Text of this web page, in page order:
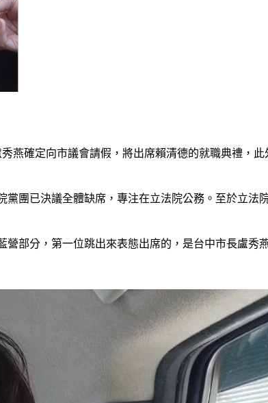
燕確定向市議會請假，將出席賴清德的就職典禮，
團已決議全體缺席，專注在立法院公務。至於立法
部分，第一位跳出來表態出席的，是台中市長盧秀